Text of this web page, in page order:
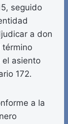
seguido
a don
término
el asiento
172.
a la